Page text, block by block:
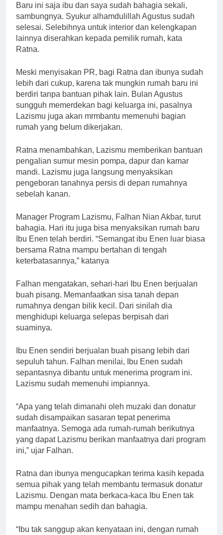
Baru ini saja ibu dan saya sudah bahagia sekali,
sambungnya. Syukur alhamdulillah Agustus sudah
selesai. Selebihnya untuk interior dan kelengkapan
lainnya diserahkan kepada pemilik rumah, kata
Ratna.
Meski menyisakan PR, bagi Ratna dan ibunya sudah
lebih dari cukup, karena tak mungkin rumah baru ini
berdiri tanpa bantuan pihak lain. Bulan Agustus
sungguh memerdekan bagi keluarga ini, pasalnya
Lazismu juga akan mrmbantu memenuhi bagian
rumah yang belum dikerjakan.
Ratna menambahkan, Lazismu memberikan bantuan
pengalian sumur mesin pompa, dapur dan kamar
mandi. Lazismu juga langsung menyaksikan
pengeboran tanahnya persis di depan rumahnya
sebelah kanan.
Manager Program Lazismu, Falhan Nian Akbar, turut
bahagia. Hari itu juga bisa menyaksikan rumah baru
Ibu Enen telah berdiri. “Semangat ibu Enen luar biasa
bersama Ratna mampu bertahan di tengah
keterbatasannya,” katanya
Falhan mengatakan, sehari-hari Ibu Enen berjualan
buah pisang. Memanfaatkan sisa tanah depan
rumahnya dengan bilik kecil. Dari sinilah dia
menghidupi keluarga selepas berpisah dari
suaminya.
Ibu Enen sendiri berjualan buah pisang lebih dari
sepuluh tahun. Falhan menilai, Ibu Enen sudah
sepantasnya dibantu untuk menerima program ini.
Lazismu sudah memenuhi impiannya.
“Apa yang telah dimanahi oleh muzaki dan donatur
sudah disampaikan sasaran tepat penerima
manfaatnya. Semoga ada rumah-rumah berikutnya
yang dapat Lazismu berikan manfaatnya dari program
ini,” ujar Falhan.
Ratna dan ibunya mengucapkan terima kasih kepada
semua pihak yang telah membantu termasuk donatur
Lazismu. Dengan mata berkaca-kaca Ibu Enen tak
mampu menahan sedih dan bahagia.
“Ibu tak sanggup akan kenyataan ini, dengan rumah